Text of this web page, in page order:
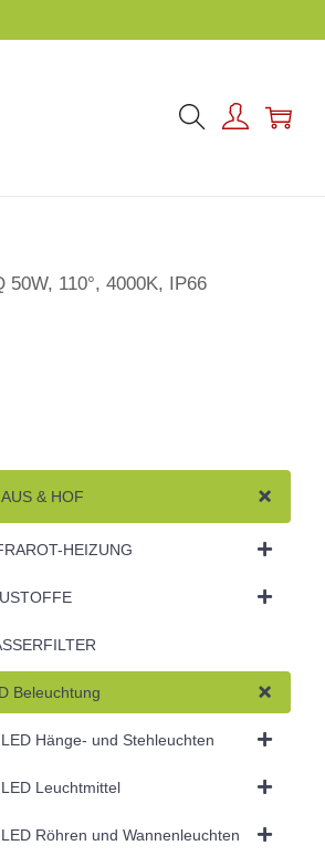
50W, 110°, 4000K, IP66
& HOF
HEIZUNG
Beleuchtung
LED Hänge- und Stehleuchten
LED Leuchtmittel
LED Röhren und Wannenleuchten